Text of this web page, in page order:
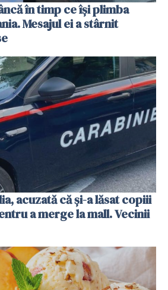
în timp ce își plimba
Mesajul ei a stârnit
acuzată că și-a lăsat copiii
a merge la mall. Vecinii